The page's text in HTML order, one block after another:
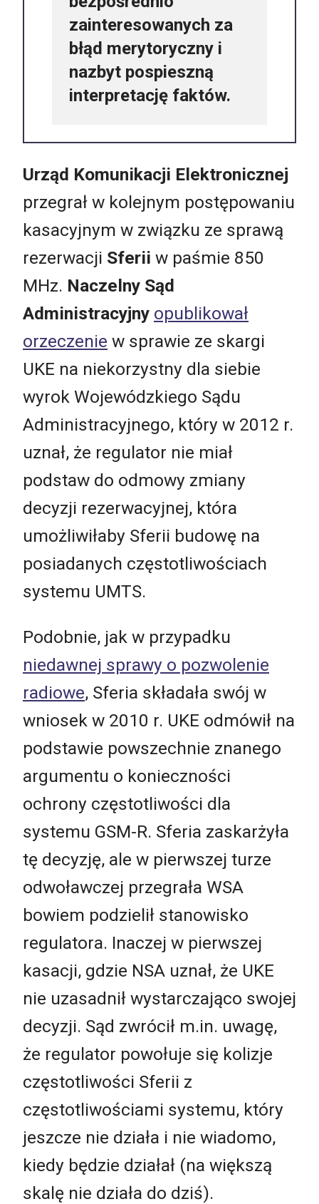
zainteresowanych za
błąd merytoryczny i
nazbyt pospieszną
interpretację faktów.
Urząd Komunikacji Elektronicznej
przegrał w kolejnym postępowaniu
kasacyjnym w związku ze sprawą
rezerwacji Sferii w paśmie 850
MHz. Naczelny Sąd
Administracyjny opublikował
orzeczenie w sprawie ze skargi
UKE na niekorzystny dla siebie
wyrok Wojewódzkiego Sądu
Administracyjnego, który w 2012 r.
uznał, że regulator nie miał
podstaw do odmowy zmiany
decyzji rezerwacyjnej, która
umożliwiłaby Sferii budowę na
posiadanych częstotliwościach
systemu UMTS.
Podobnie, jak w przypadku
niedawnej sprawy o pozwolenie
radiowe, Sferia składała swój w
wniosek w 2010 r. UKE odmówił na
podstawie powszechnie znanego
argumentu o konieczności
ochrony częstotliwości dla
systemu GSM-R. Sferia zaskarżyła
tę decyzję, ale w pierwszej turze
odwoławczej przegrała WSA
bowiem podzielił stanowisko
regulatora. Inaczej w pierwszej
kasacji, gdzie NSA uznał, że UKE
nie uzasadnił wystarczająco swojej
decyzji. Sąd zwrócił m.in. uwagę,
że regulator powołuje się kolizje
częstotliwości Sferii z
częstotliwościami systemu, który
jeszcze nie działa i nie wiadomo,
kiedy będzie działał (na większą
skalę nie działa do dziś).